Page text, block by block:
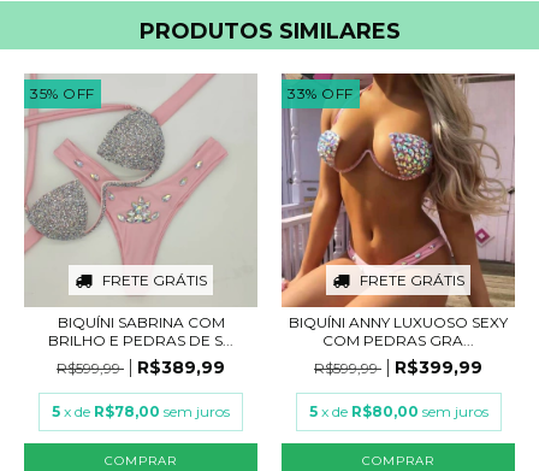
PRODUTOS SIMILARES
35% OFF
FRETE GRÁTIS
BIQUÍNI SABRINA COM
BRILHO E PEDRAS DE S...
R$599,99
R$389,99
5 x de R$78,00 sem juros
COMPRAR
33% OFF
FRETE GRÁTIS
BIQUÍNI ANNY LUXUOSO SEXY
COM PEDRAS GRA...
R$599,99
R$399,99
5 x de R$80,00 sem juros
COMPRAR